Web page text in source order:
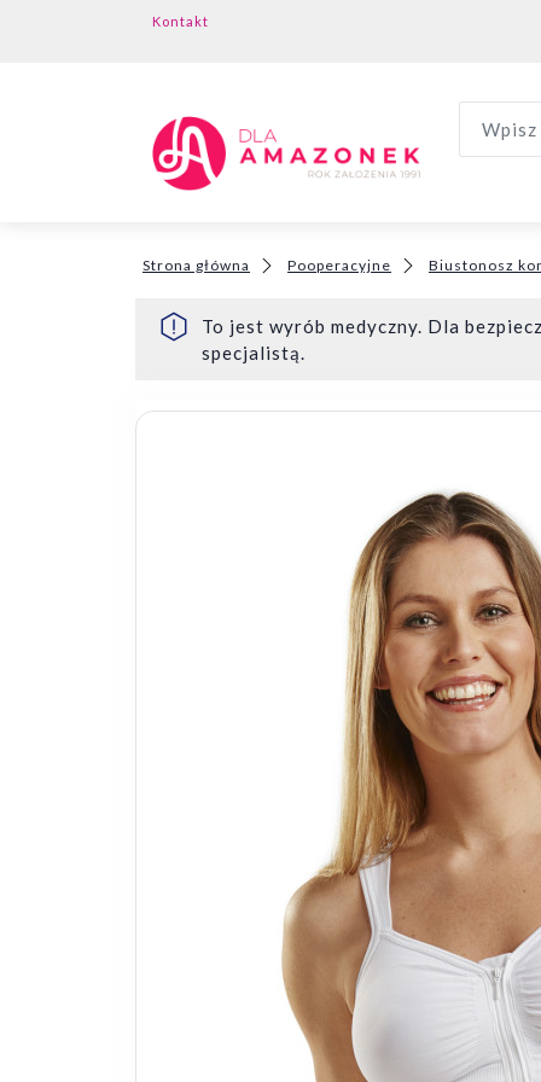
Kontakt
Strona główna Pooperacyjne Biustonosz
To jest wyrób medyczny. Dla
specjalistą.